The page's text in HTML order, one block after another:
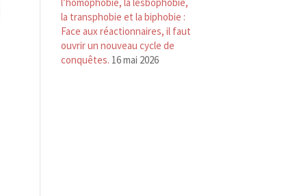
la transphobie et la biphobie :
Face aux réactionnaires, il faut
ouvrir un nouveau cycle de
conquêtes. 16 mai 2026